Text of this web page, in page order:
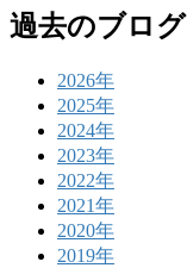
過去のブログ
2026年
2025年
2024年
2023年
2022年
2021年
2020年
2019年